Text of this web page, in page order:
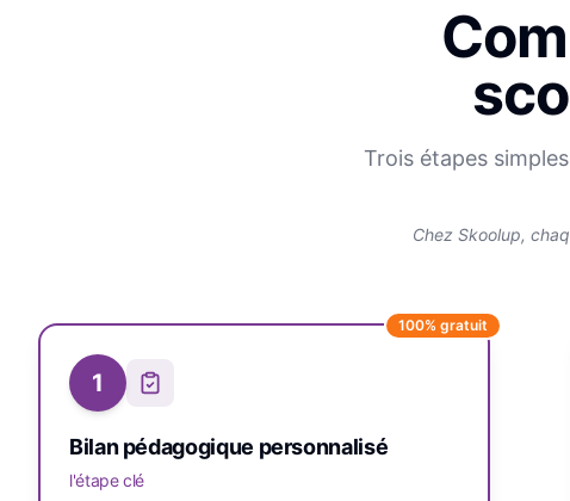
Trois étapes
Chez Skoolup,
100% gratuit
1
Bilan pédagogique personnalisé
l'étape clé